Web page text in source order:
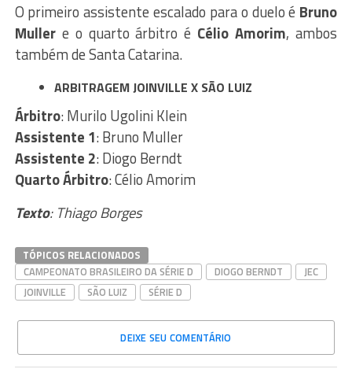
O primeiro assistente escalado para o duelo é Bruno
Mullere o quarto árbitro é Célio Amorim, ambos
também de Santa Catarina.
ARBITRAGEM JOINVILLE X SÃO LUIZ
Árbitro: Murilo Ugolini Klein
Assistente 1: Bruno Muller
Assistente 2: Diogo Berndt
Quarto Árbitro: Célio Amorim
Texto: Thiago Borges
TÓPICOS RELACIONADOS
CAMPEONATO BRASILEIRO DA SÉRIE D
DIOGO BERNDT
JEC
JOINVILLE
SÃO LUIZ SÉRIE D
DEIXE SEU COMENTÁRIO